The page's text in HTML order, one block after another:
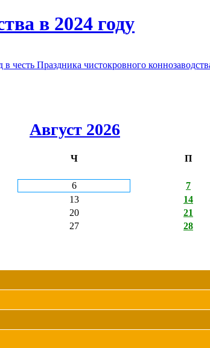
в 2024 году
Праздника чистокровного
Август 2026
Ч П
6 7
13 14
20 21
27 28